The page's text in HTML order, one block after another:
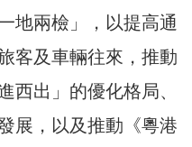
地兩檢」，以提高通
客及車輛往來，推動
西出」的優化格局、
展，以及推動《粵港